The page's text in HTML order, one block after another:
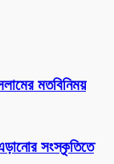
মতবিনিময়
সংস্কৃতিতে